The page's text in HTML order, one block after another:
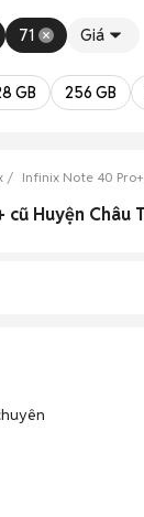
71 Giá
GB 256 GB
Infinix Note 40 Pro+